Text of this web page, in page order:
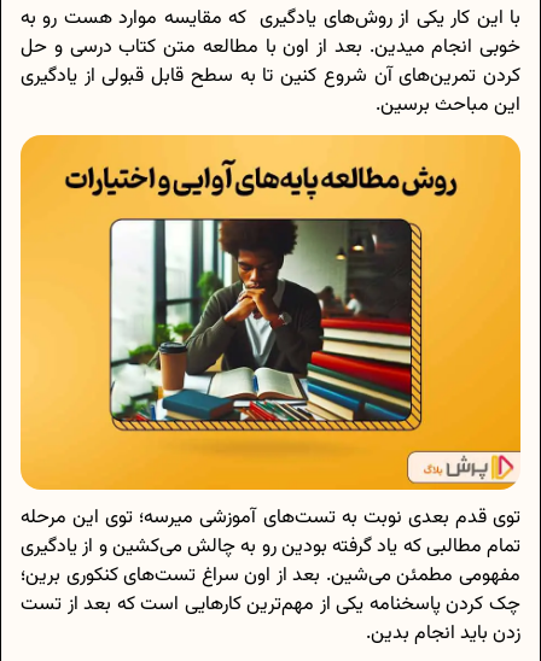
با این کار یکی از روش‌های یادگیری که مقایسه موارد هست رو به
خوبی انجام میدین. بعد از اون با مطالعه متن کتاب درسی و حل
کردن تمرین‌های آن شروع کنین تا به سطح قابل قبولی از یادگیری
این مباحث برسین.
توی قدم بعدی نوبت به تست‌های آموزشی میرسه؛ توی این مرحله
تمام مطالبی که یاد گرفته بودین رو به چالش می‌کشین و از یادگیری
مفهومی مطمئن می‌شین. بعد از اون سراغ تست‌های کنکوری برین؛
چک کردن پاسخنامه یکی از مهم‌ترین کارهایی است که بعد از تست
زدن باید انجام بدین.